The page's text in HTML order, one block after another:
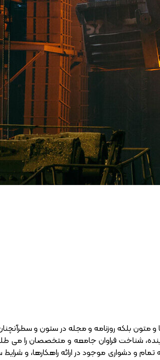
بلکه روزنامه و مجله در ستون و
شناخت فراوان جامعه و متخصصان را می
و دشواری موجود در ارائه راهکارها، و